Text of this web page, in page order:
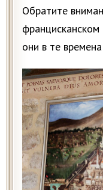
Обратите
они в те